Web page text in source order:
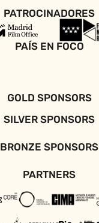
PATROCINADORES
PAÍS EN FOCO
GOLD SPONSORS
SILVER SPONSORS
BRONZE SPONSORS
PARTNERS